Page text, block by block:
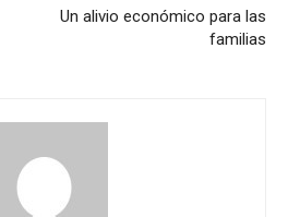
Un alivio económico para las
familias